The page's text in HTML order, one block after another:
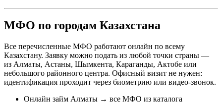
МФО по городам Казахстана
Все перечисленные МФО работают онлайн по всему
Казахстану. Заявку можно подать из любой точки страны —
из Алматы, Астаны, Шымкента, Караганды, Актобе или
небольшого районного центра. Офисный визит не нужен:
идентификация проходит через биометрию или видео-звонок.​
Онлайн займ Алматы → все МФО из каталога